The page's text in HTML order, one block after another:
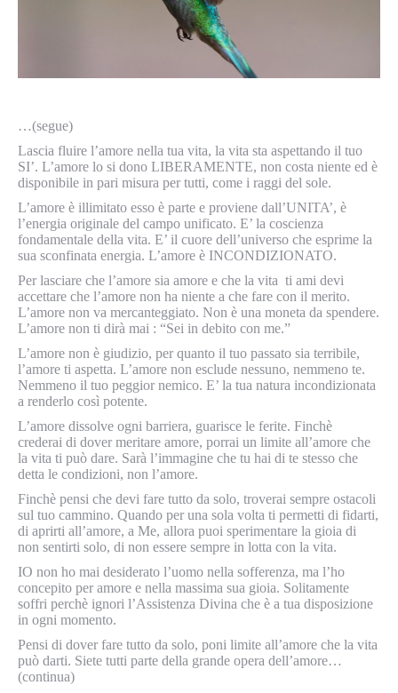
…(segue)
Lascia fluire l’amore nella tua vita, la vita sta aspettando il tuo
SI’. L’amore lo si dono LIBERAMENTE, non costa niente ed è
disponibile in pari misura per tutti, come i raggi del sole.
L’amore è illimitato esso è parte e proviene dall’UNITA’, è
l’energia originale del campo unificato. E’ la coscienza
fondamentale della vita. E’ il cuore dell’universo che esprime la
sua sconfinata energia. L’amore è INCONDIZIONATO.
Per lasciare che l’amore sia amore e che la vita ti ami devi
accettare che l’amore non ha niente a che fare con il merito.
L’amore non va mercanteggiato. Non è una moneta da spendere.
L’amore non ti dirà mai : “Sei in debito con me.”
L’amore non è giudizio, per quanto il tuo passato sia terribile,
l’amore ti aspetta. L’amore non esclude nessuno, nemmeno te.
Nemmeno il tuo peggior nemico. E’ la tua natura incondizionata
a renderlo così potente.
L’amore dissolve ogni barriera, guarisce le ferite. Finchè
crederai di dover meritare amore, porrai un limite all’amore che
la vita ti può dare. Sarà l’immagine che tu hai di te stesso che
detta le condizioni, non l’amore.
Finchè pensi che devi fare tutto da solo, troverai sempre ostacoli
sul tuo cammino. Quando per una sola volta ti permetti di fidarti,
di aprirti all’amore, a Me, allora puoi sperimentare la gioia di
non sentirti solo, di non essere sempre in lotta con la vita.
IO non ho mai desiderato l’uomo nella sofferenza, ma l’ho
concepito per amore e nella massima sua gioia. Solitamente
soffri perchè ignori l’Assistenza Divina che è a tua disposizione
in ogni momento.
Pensi di dover fare tutto da solo, poni limite all’amore che la vita
può darti. Siete tutti parte della grande opera dell’amore…
(continua)